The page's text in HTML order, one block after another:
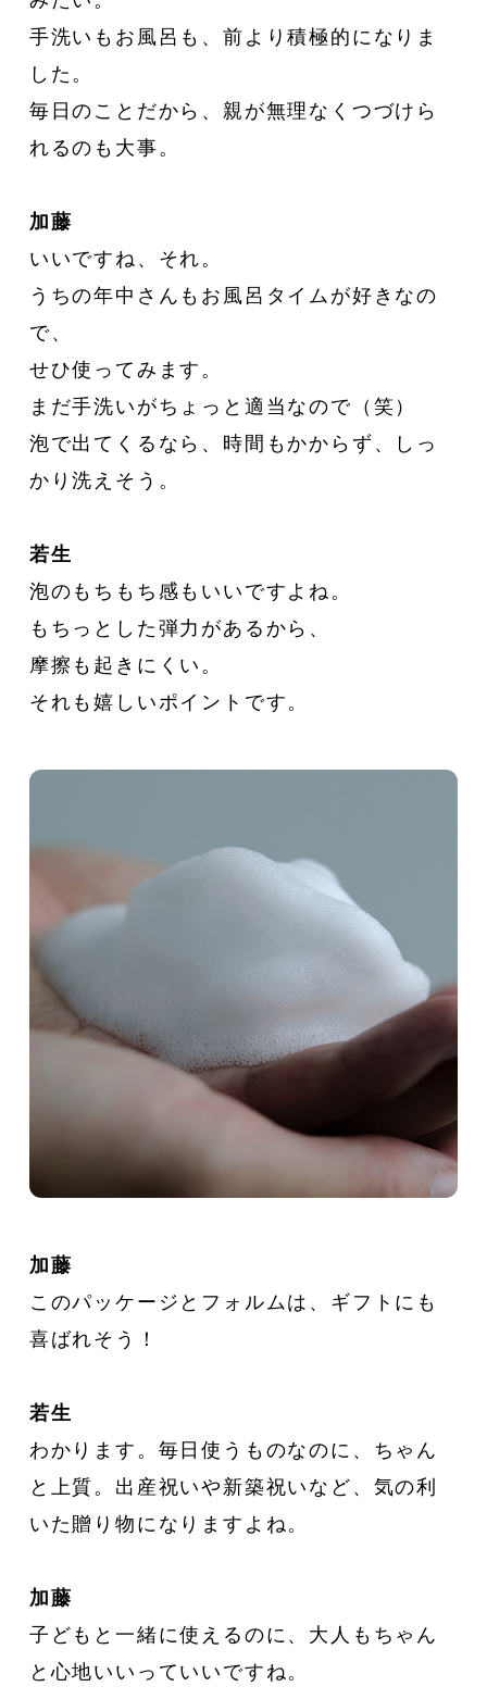
手洗いもお風呂も、前より積極的になりま
した。
毎日のことだから、親が無理なくつづけら
れるのも大事。
加藤
いいですね、それ。
うちの年中さんもお風呂タイムが好きなの
で、
せひ使ってみます。
まだ手洗いがちょっと適当なので（笑）
泡で出てくるなら、時間もかからず、しっ
かり洗えそう。
若生
泡のもちもち感もいいですよね。
もちっとした弾力があるから、
摩擦も起きにくい。
それも嬉しいポイントです。
加藤
このパッケージとフォルムは、ギフトにも
喜ばれそう！
若生
わかります。毎日使うものなのに、ちゃん
と上質。出産祝いや新築祝いなど、気の利
いた贈り物になりますよね。
加藤
子どもと一緒に使えるのに、大人もちゃん
と心地いいっていいですね。